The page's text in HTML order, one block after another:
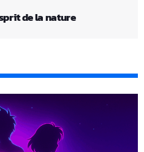
de la nature